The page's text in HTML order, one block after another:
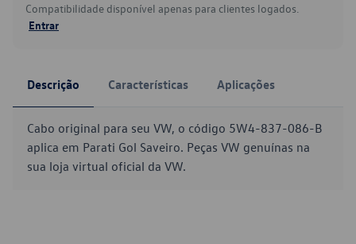
Compatibilidade disponível apenas para clientes logados.
Entrar
Descrição Características Aplicações
Cabo original para seu VW, o código 5W4-837-086-B
aplica em Parati Gol Saveiro. Peças VW genuínas na
sua loja virtual oficial da VW.